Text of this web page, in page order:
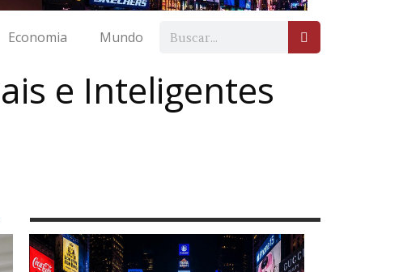
Economia Mundo
e Inteligentes